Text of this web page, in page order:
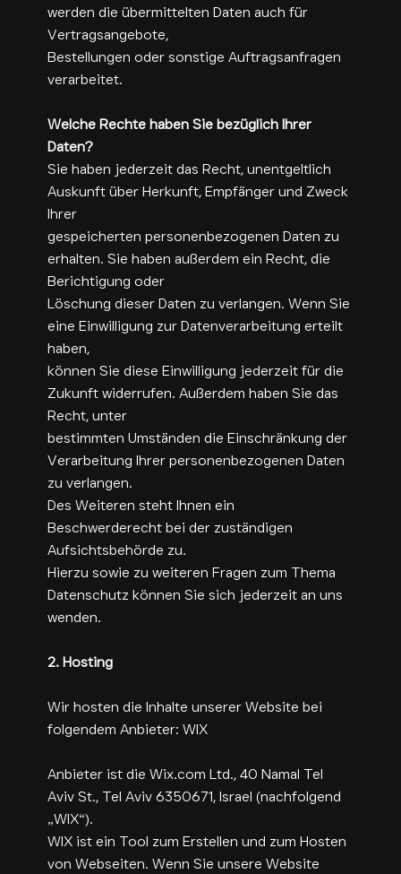
werden die übermittelten Daten auch für
Vertragsangebote,
Bestellungen oder sonstige Auftragsanfragen
verarbeitet.
Welche Rechte haben Sie bezüglich Ihrer
Daten?
Sie haben jederzeit das Recht, unentgeltlich
Auskunft über Herkunft, Empfänger und Zweck
Ihrer
gespeicherten personenbezogenen Daten zu
erhalten. Sie haben außerdem ein Recht, die
Berichtigung oder
Löschung dieser Daten zu verlangen. Wenn Sie
eine Einwilligung zur Datenverarbeitung erteilt
haben,
können Sie diese Einwilligung jederzeit für die
Zukunft widerrufen. Außerdem haben Sie das
Recht, unter
bestimmten Umständen die Einschränkung der
Verarbeitung Ihrer personenbezogenen Daten
zu verlangen.
Des Weiteren steht Ihnen ein
Beschwerderecht bei der zuständigen
Aufsichtsbehörde zu.
Hierzu sowie zu weiteren Fragen zum Thema
Datenschutz können Sie sich jederzeit an uns
wenden.
2. Hosting
Wir hosten die Inhalte unserer Website bei
folgendem Anbieter: WIX
Anbieter ist die Wix.com Ltd., 40 Namal Tel
Aviv St., Tel Aviv 6350671, Israel (nachfolgend
„WIX“).
WIX ist ein Tool zum Erstellen und zum Hosten
von Webseiten. Wenn Sie unsere Website